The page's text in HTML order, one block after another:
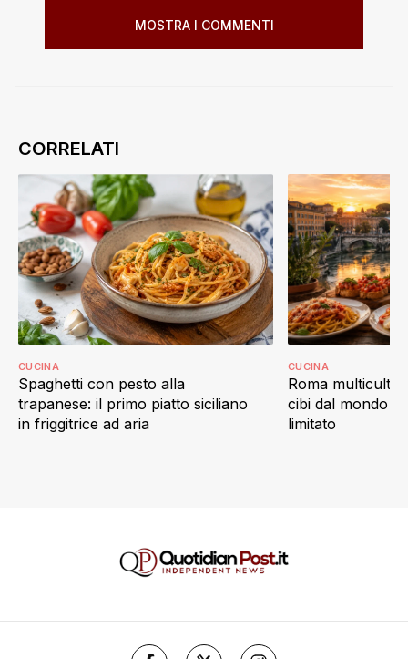
MOSTRA I COMMENTI
Spaghetti con pesto alla
trapanese: il primo piatto siciliano
in friggitrice ad aria
CUCINA
Roma
cibi dal mondo
limitato
CUCINA